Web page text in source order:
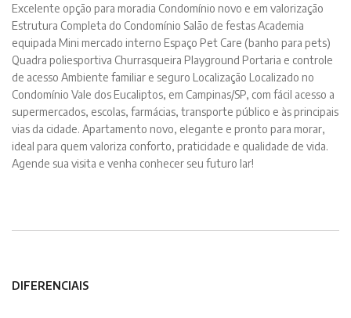
Excelente opção para moradia Condomínio novo e em valorização
Estrutura Completa do Condomínio Salão de festas Academia
equipada Mini mercado interno Espaço Pet Care (banho para pets)
Quadra poliesportiva Churrasqueira Playground Portaria e controle
de acesso Ambiente familiar e seguro Localização Localizado no
Condomínio Vale dos Eucaliptos, em Campinas/SP, com fácil acesso a
supermercados, escolas, farmácias, transporte público e às principais
vias da cidade. Apartamento novo, elegante e pronto para morar,
ideal para quem valoriza conforto, praticidade e qualidade de vida.
Agende sua visita e venha conhecer seu futuro lar!
DIFERENCIAIS